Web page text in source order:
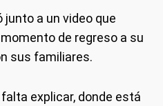
junto a un video que
de regreso a su
sus familiares.
falta explicar, donde está